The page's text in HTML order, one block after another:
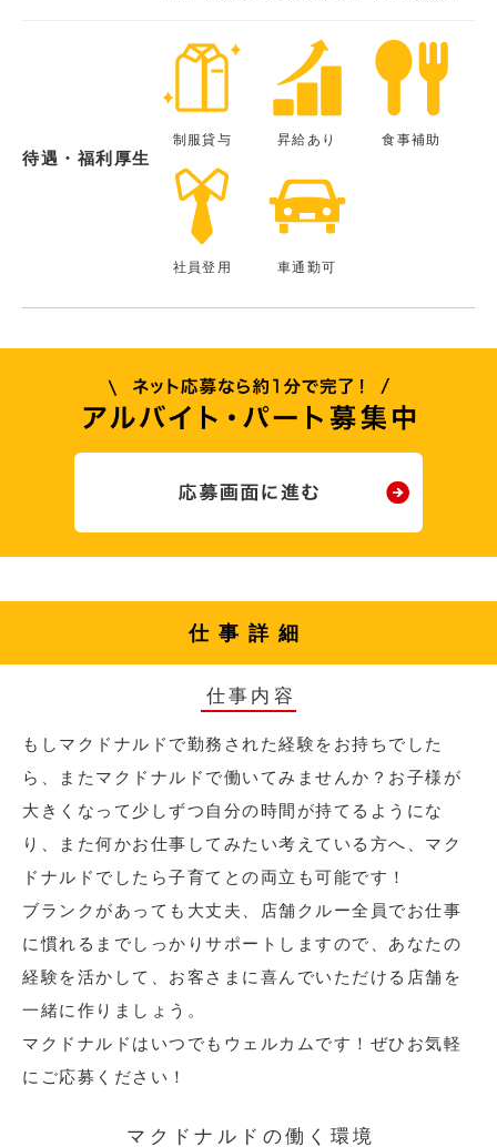
待遇・福利厚生
制服貸与 昇給あり 食事補助
社員登用 車通勤可
仕事詳細
仕事内容
もしマクドナルドで勤務された経験をお持ちでした
ら、またマクドナルドで働いてみませんか？お子様が
大きくなって少しずつ自分の時間が持てるようにな
り、また何かお仕事してみたい考えている方へ、マク
ドナルドでしたら子育てとの両立も可能です！
ブランクがあっても大丈夫、店舗クルー全員でお仕事
に慣れるまでしっかりサポートしますので、あなたの
経験を活かして、お客さまに喜んでいただける店舗を
一緒に作りましょう。
マクドナルドはいつでもウェルカムです！ぜひお気軽
にご応募ください！
マクドナルドの働く環境